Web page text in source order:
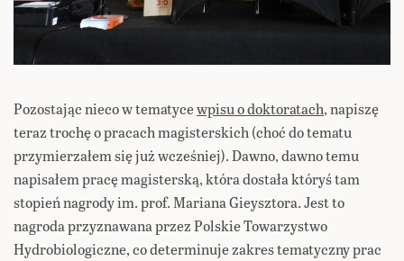
Pozostając nieco w tematycewpisu o doktoratach, napiszę
teraz trochę o pracach magisterskich (choć do tematu
przymierzałem się już wcześniej). Dawno, dawno temu
napisałem pracę magisterską, która dostała któryś tam
stopień nagrody im. prof. Mariana Gieysztora. Jest to
nagroda przyznawana przez Polskie Towarzystwo
Hydrobiologiczne, co determinuje zakres tematyczny prac